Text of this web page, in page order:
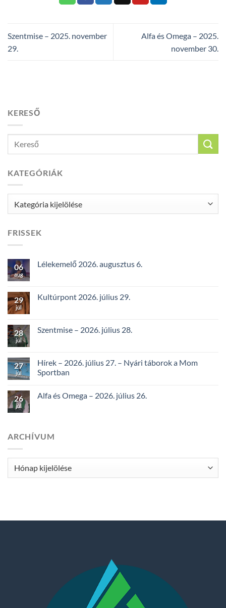
Szentmise – 2025. november
29.
Alfa és Omega – 2025.
november 30.
KERESŐ
KATEGÓRIÁK
FRISSEK
06
aug
Lélekemelő 2026. augusztus 6.
29
júl
Kultúrpont 2026. július 29.
28
júl
Szentmise – 2026. július 28.
27
júl
Hírek – 2026. július 27. – Nyári táborok a Mom
Sportban
26
júl
Alfa és Omega – 2026. július 26.
ARCHÍVUM
Archívum